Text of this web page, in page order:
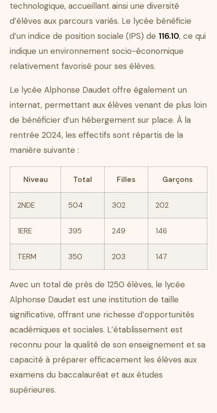
technologique, accueillant ainsi une diversité
d’élèves aux parcours variés. Le lycée bénéficie
d’un indice de position sociale (IPS) de 116.10, ce qui
indique un environnement socio-économique
relativement favorisé pour ses élèves.
Le lycée Alphonse Daudet offre également un
internat, permettant aux élèves venant de plus loin
de bénéficier d’un hébergement sur place. À la
rentrée 2024, les effectifs sont répartis de la
manière suivante :
Niveau Total Filles Garçons
2NDE 504 302 202
1ERE 395 249 146
TERM 350 203 147
Avec un total de près de 1250 élèves, le lycée
Alphonse Daudet est une institution de taille
significative, offrant une richesse d’opportunités
académiques et sociales. L’établissement est
reconnu pour la qualité de son enseignement et sa
capacité à préparer efficacement les élèves aux
examens du baccalauréat et aux études
supérieures.